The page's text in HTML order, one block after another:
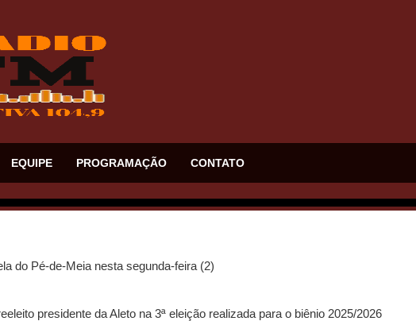
EQUIPE PROGRAMAÇÃO CONTATO
do Pé-de-Meia nesta segunda-feira (2)
presidente da Aleto na 3ª eleição realizada para o biênio 2025/2026